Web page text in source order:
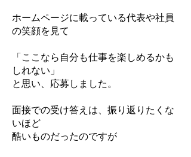
ホームページに載っている代表や社員
の笑顔を見て
「ここなら自分も仕事を楽しめるかも
しれない」
と思い、応募しました。
面接での受け答えは、振り返りたくな
いほど
酷いものだったのですが